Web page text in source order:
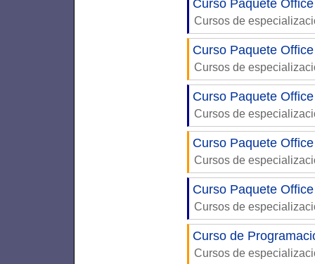
Curso Paquete
Cursos de
Curso Paquete
Cursos de
Curso Paquete
Cursos de
Curso Paquete
Cursos de
Curso Paquete
Cursos de
Curso de
Cursos de